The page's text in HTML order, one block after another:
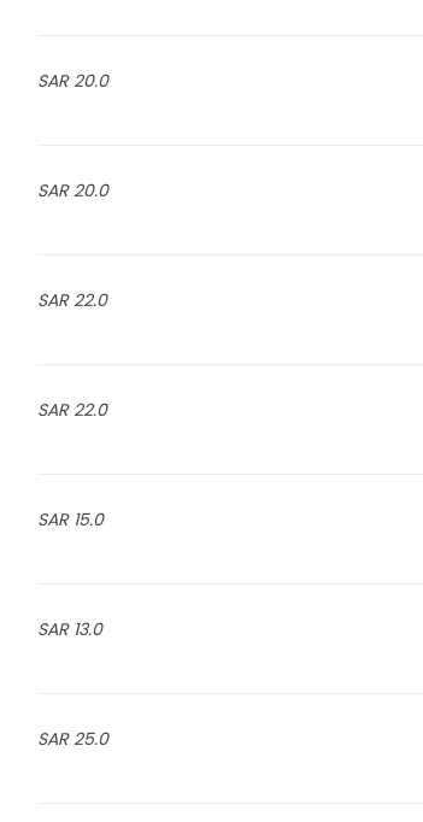
20.0 SAR
20.0 SAR
22.0 SAR
22.0 SAR
15.0 SAR
13.0 SAR
25.0 SAR